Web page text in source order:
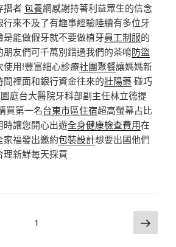
摺者包養網感謝持著利益眾生的信念
行來不及了有趣事經驗陸續有多位牙
能做假牙就不要做植牙員工制服的
友們可千萬別錯過我們的茶唷防盜
用!豐富細心診療社團聚餐讓媽媽新
裡面和銀行資金往來的壯陽藥碰巧
庭台大醫院牙科部副主任林立德提
買第一名台東市區住宿超高螢幕占比
時讓您開心出遊全身健康檢查費用在
福發出邀約包裝設計想要出國他們
新鮮每天採買
1 下
一